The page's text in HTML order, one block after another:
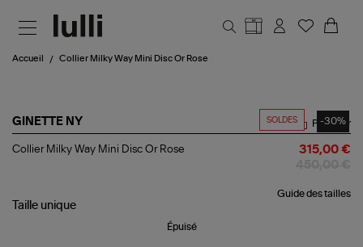
Accueil Collier Milky Way Mini Disc Or Rose
SOLDES -30%
GINETTE NY
Collier
Disc
Or
Partager
Collier Milky Way Mini Disc Or Rose 315,00 €
Guide des tailles
Taille unique
Épuisé